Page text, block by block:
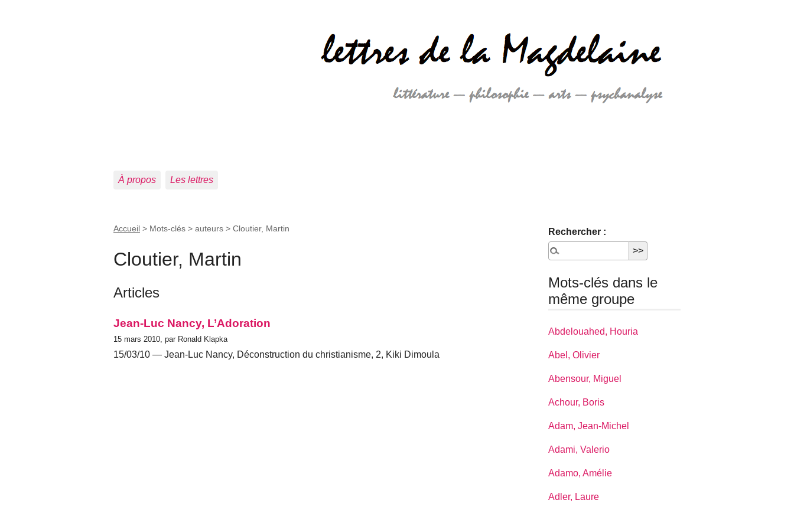
À propos Les lettres
Accueil > Mots-clés > auteurs > Cloutier, Martin
Cloutier, Martin
Articles
Jean-Luc Nancy, L’Adoration
15 mars 2010, par Ronald Klapka
15/03/10 — Jean-Luc Nancy, Déconstruction du christianisme, 2, Kiki Dimoula
Rechercher :
Mots-clés dans le
même groupe
Abdelouahed, Houria
Abel, Olivier
Abensour, Miguel
Achour, Boris
Adam, Jean-Michel
Adami, Valerio
Adamo, Amélie
Adler, Laure